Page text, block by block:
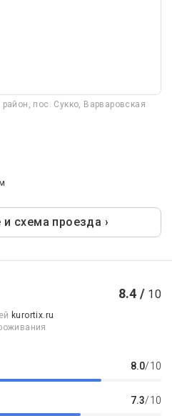
пос. Сукко, Варваровская
схема проезда ›
8.4 / 10
kurortix.ru
8.0/10
7.3/10